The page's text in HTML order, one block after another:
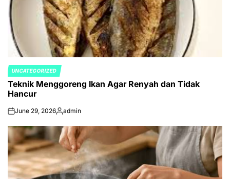
POSTED
IN
UNCATEGORIZED
Teknik Menggoreng Ikan Agar Renyah dan Tidak
Hancur
onJune 29, 2026Posted
admin